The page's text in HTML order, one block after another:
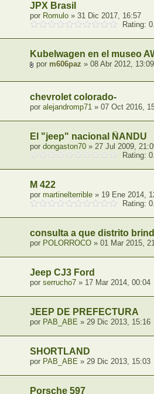
JPX Brasil
por Romulo » 31 Dic 2017, 16:57
Rating:
Kubelwagen en el museo
por m606paz » 08 Abr 2012, 13:09
chevrolet colorado-
por alejandromp71 » 07 Oct 2016,
El "jeep" nacional ÑANDU
por dongaston70 » 27 Jul 2009,
Rating:
M 422
por martinelterrible » 19 Ene 2014,
Rating:
consulta a que distrito
por POLORROCO » 01 Mar 2015,
Jeep CJ3 Ford
por serrucho7 » 17 Mar 2014, 00:04
JEEP DE PREFECTURA
por PAB_ABE » 29 Dic 2013, 15:16
SHORTLAND
por PAB_ABE » 29 Dic 2013, 15:03
Porsche 597